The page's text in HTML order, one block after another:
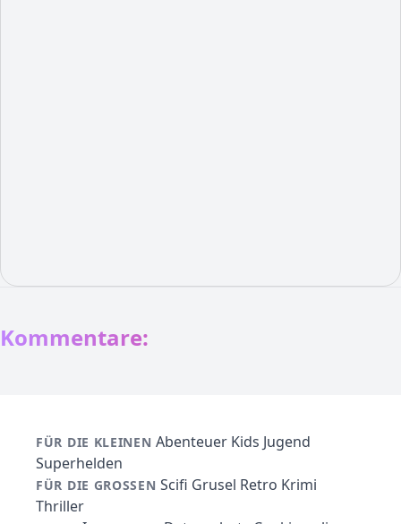
Kommentare:
FÜR DIE KLEINEN Abenteuer Kids Jugend
Superhelden
FÜR DIE GROSSEN Scifi Grusel Retro Krimi
Thriller